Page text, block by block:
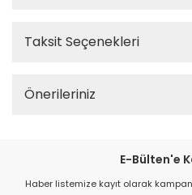
Taksit Seçenekleri
Önerileriniz
E-Bülten'e
Haber listemize kayıt olarak